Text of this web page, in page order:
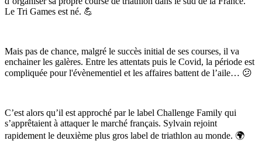
Le Tri Games est né. 💪
Mais pas de chance, malgré le succès initial de ses courses, il va
enchainer les galères. Entre les attentats puis le Covid, la période est
compliquée pour l'évènementiel et les affaires battent de l’aile… 😕
C’est alors qu’il est approché par le label Challenge Family qui
s’apprêtaient à attaquer le marché français. Sylvain rejoint
rapidement le deuxième plus gros label de triathlon au monde. 🌍